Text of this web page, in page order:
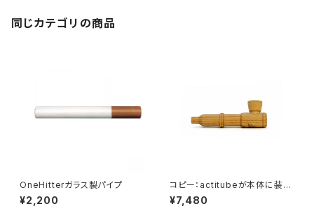
同じカテゴリの商品
OneHitterガラス製パイプ
¥2,200
コピー：actitubeが本体に装着
できる！！ハンドメイドWoodpip
e Calumet PIPE/カルメットパ
¥7,480